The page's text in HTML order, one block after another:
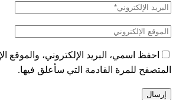
احفظ اسمي، البريد الإلكتروني، والموقع
المتصفح للمرة القادمة التي سأعلق فيها.